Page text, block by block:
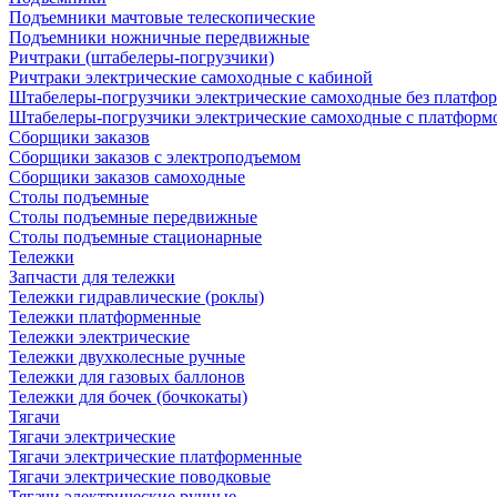
Подъемники мачтовые телескопические
Подъемники ножничные передвижные
Ричтраки (штабелеры-погрузчики)
Ричтраки электрические самоходные с кабиной
Штабелеры-погрузчики электрические самоходные без
Штабелеры-погрузчики электрические самоходные с
Сборщики заказов
Сборщики заказов с электроподъемом
Сборщики заказов самоходные
Столы подъемные
Столы подъемные передвижные
Столы подъемные стационарные
Тележки
Запчасти для тележки
Тележки гидравлические (роклы)
Тележки платформенные
Тележки электрические
Тележки двухколесные ручные
Тележки для газовых баллонов
Тележки для бочек (бочкокаты)
Тягачи
Тягачи электрические
Тягачи электрические платформенные
Тягачи электрические поводковые